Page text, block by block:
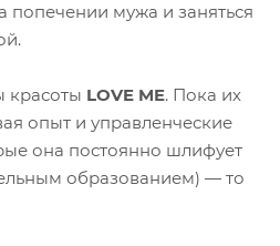
попечении мужа и заняться
красоты LOVE ME. Пока их
опыт и управленческие
она постоянно шлифует
образованием) — то